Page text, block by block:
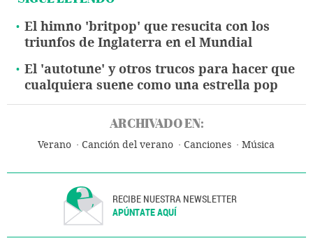
El himno 'britpop' que resucita con los
triunfos de Inglaterra en el Mundial
El 'autotune' y otros trucos para hacer que
cualquiera suene como una estrella pop
ARCHIVADO EN:
Verano Canción del verano Canciones Música
RECIBE NUESTRA NEWSLETTER
APÚNTATE AQUÍ